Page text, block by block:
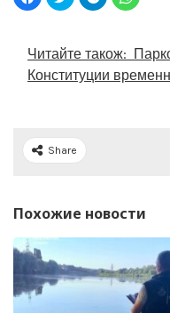
Читайте також:
Конституции
Share
Похожие новости